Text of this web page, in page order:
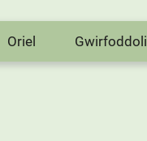
Oriel Gwirfoddoli